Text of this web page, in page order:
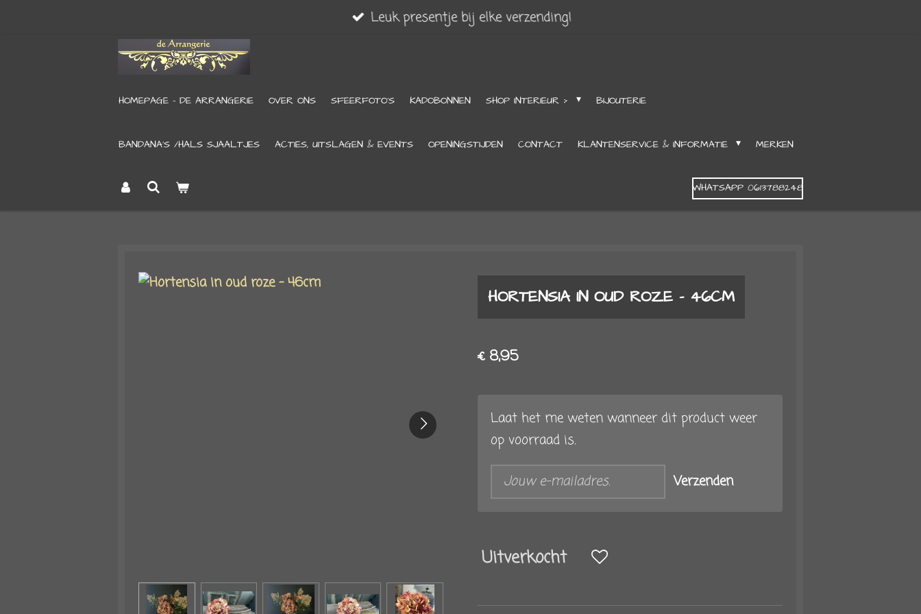
Leuk presentje bij elke verzending!
HOMEPAGE - DE ARRANGERIE OVER ONS SFEERFOTO'S KADOBONNEN SHOP INTERIEUR > BIJOUTERIE
BANDANA’S /HALS SJAALTJES ACTIES, UITSLAGEN & EVENTS OPENINGSTIJDEN CONTACT KLANTENSERVICE & INFORMATIE MERKEN
WHATSAPP 0613788248
HORTENSIA IN OUD ROZE - 46CM
€ 8,95
Laat het me weten wanneer dit product weer
op voorraad is.
Verzenden
Uitverkocht